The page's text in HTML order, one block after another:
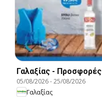
Γαλαξίας - Προσφορές
05/08/2026-25/08/2026
Γαλαξίας